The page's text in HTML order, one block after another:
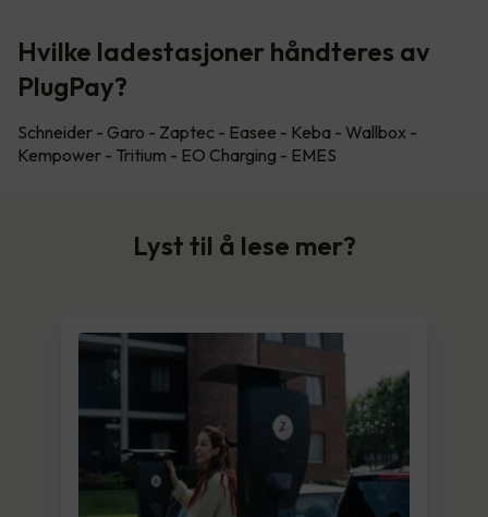
Hvilke ladestasjoner håndteres av
PlugPay?
Schneider - Garo - Zaptec - Easee - Keba - Wallbox -
Kempower - Tritium - EO Charging - EMES
Lyst til å lese mer?